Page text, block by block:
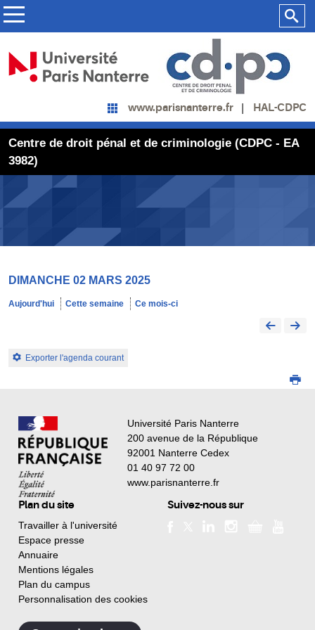
www.parisnanterre.fr HAL-CDPC
Centre de droit pénal et de criminologie (CDPC - EA
3982)
DIMANCHE 02 MARS 2025
Aujourd'hui Cette semaine Ce mois-ci
Exporter l'agenda courant
Université Paris Nanterre
200 avenue de la République
92001 Nanterre Cedex
01 40 97 72 00
www.parisnanterre.fr
Plan du site
Travailler à l'université
Espace presse
Annuaire
Mentions légales
Plan du campus
Personnalisation des cookies
Suivez-nous sur